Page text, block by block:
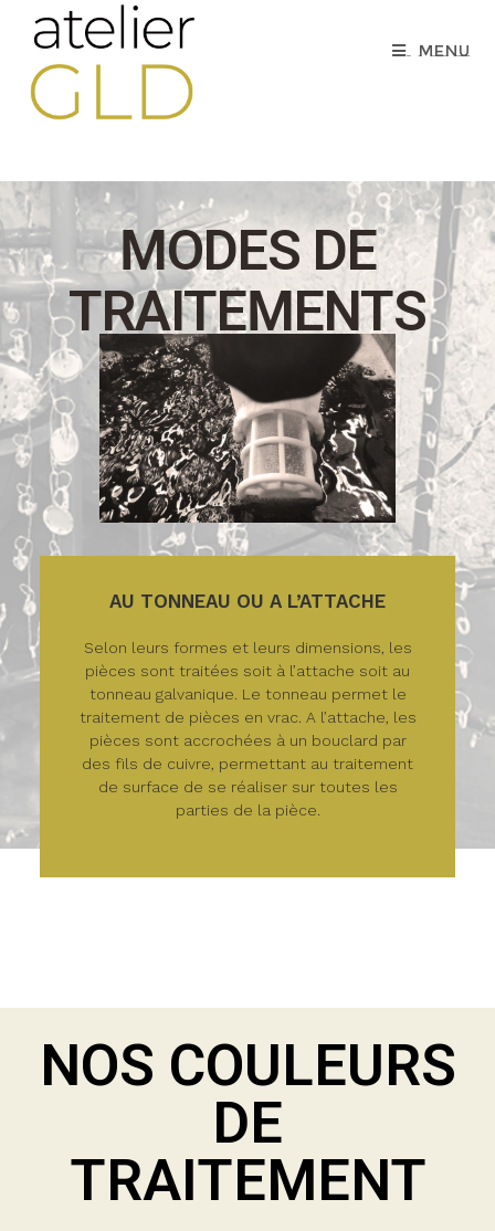
Menu
MODES DE
TRAITEMENTS
AU TONNEAU OU A L’ATTACHE
Selon leurs formes et leurs dimensions, les
pièces sont traitées soit à l’attache soit au
tonneau galvanique. Le tonneau permet le
traitement de pièces en vrac. A l’attache, les
pièces sont accrochées à un bouclard par
des fils de cuivre, permettant au traitement
de surface de se réaliser sur toutes les
parties de la pièce.
NOS COULEURS
DE
TRAITEMENT